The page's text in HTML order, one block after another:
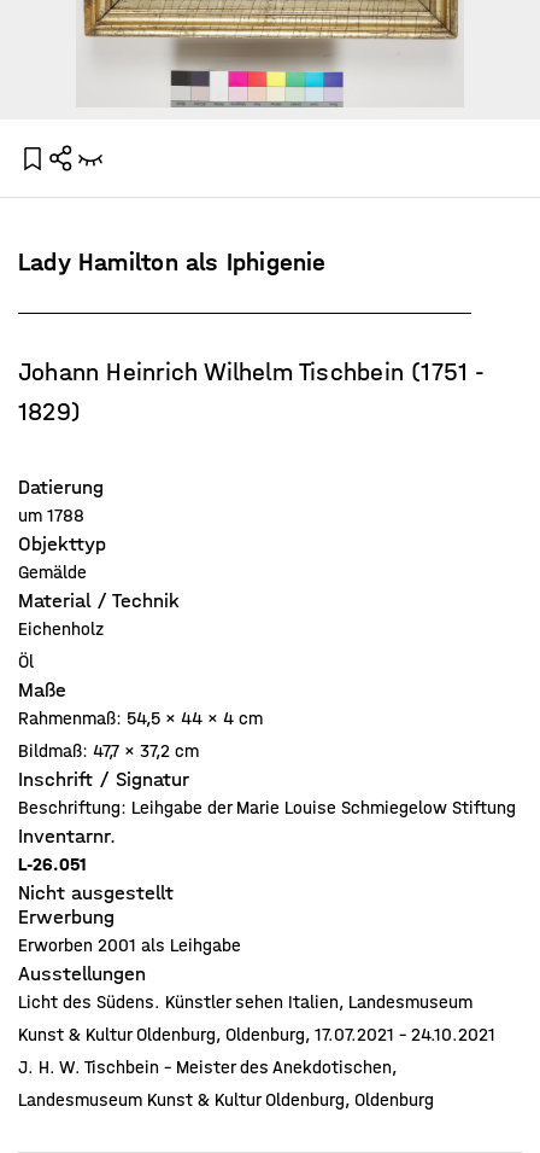
Lady Hamilton als Iphigenie
Johann Heinrich Wilhelm Tischbein (1751 -
1829)
Datierung
um 1788
Objekttyp
Gemälde
Material / Technik
Eichenholz
Öl
Maße
Rahmenmaß: 54,5 x 44 x 4 cm
Bildmaß: 47,7 x 37,2 cm
Inschrift / Signatur
Beschriftung: Leihgabe der Marie Louise Schmiegelow Stiftung
Inventarnr.
L-26.051
Nicht ausgestellt
Erwerbung
Erworben 2001 als Leihgabe
Ausstellungen
Licht des Südens. Künstler sehen Italien, Landesmuseum
Kunst & Kultur Oldenburg, Oldenburg, 17.07.2021 - 24.10.2021
J. H. W. Tischbein - Meister des Anekdotischen,
Landesmuseum Kunst & Kultur Oldenburg, Oldenburg